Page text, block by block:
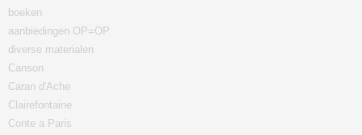
boeken
aanbiedingen OP=OP
diverse materialen
Canson
Caran d'Ache
Clairefontaine
Conte a Paris